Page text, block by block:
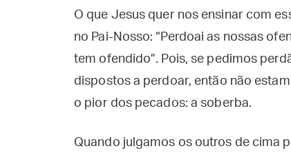
O que Jesus quer nos ensinar com
no Pai-Nosso: “Perdoai as nossas
tem ofendido”. Pois, se pedimos
dispostos a perdoar, então não
o pior dos pecados: a soberba.
Quando julgamos os outros de cima